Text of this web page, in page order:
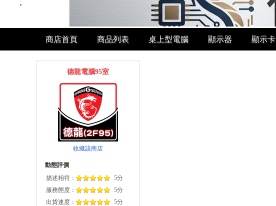
商店首頁 商品列表 桌上型電腦 顯示器 顯示卡
德龍電腦95室
收藏該商店
動態評價
描述相符：
5分
服務態度：
5分
出貨速度：
5分